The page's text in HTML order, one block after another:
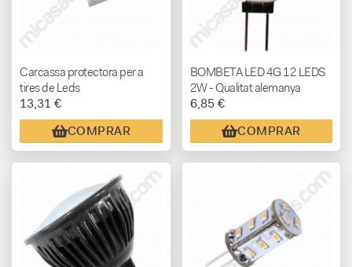
Carcassa protectora per a
tires de Leds
13,31 €
COMPRAR
BOMBETA LED 4G 12 LEDS
2W - Qualitat alemanya
6,85 €
COMPRAR